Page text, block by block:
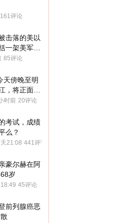
161评论
击落的美以
一架美军F-
及多架无人
85评论
天傍晚至明
，将正面袭
时前 20评论
考试，成绩
么？
21:08 441评论
豪尔赫在阿
岁
45评论
前列腺癌恶